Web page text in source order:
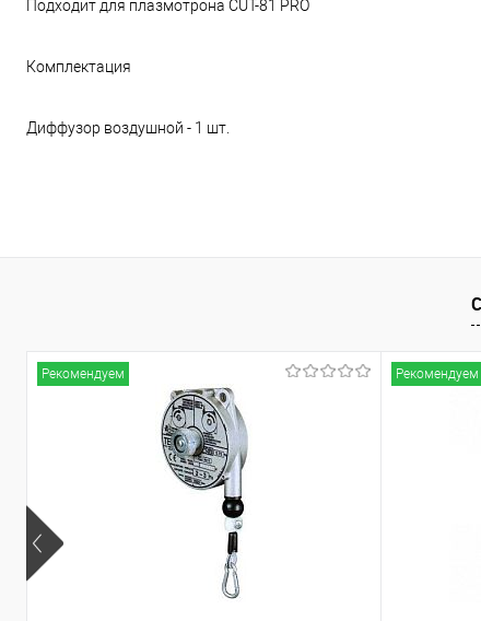
Подходит для плазмотрона CUT-81 PRO
Комплектация
Диффузор воздушной - 1 шт.
Рекомендуем Рекомендуем